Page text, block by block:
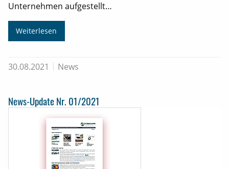
Unternehmen aufgestellt…
Weiterlesen
30.08.2021 News
News-Update Nr. 01/2021